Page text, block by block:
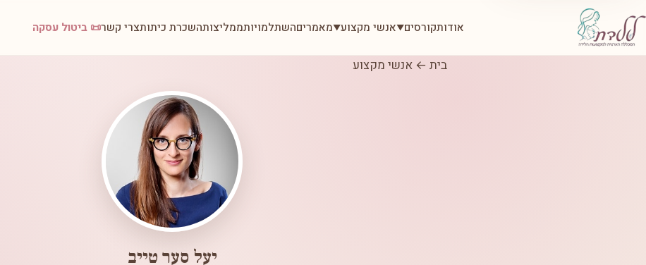
אודותקורסים▼אנשי מקצוע▼מאמריםהשתלמויותממליצותהשכרת כיתותצרי קשר📜 ביטול עסקה
בית ← אנשי מקצוע
יעל סער טייב